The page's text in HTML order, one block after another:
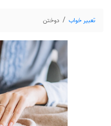
تعبیر خواب دوختن